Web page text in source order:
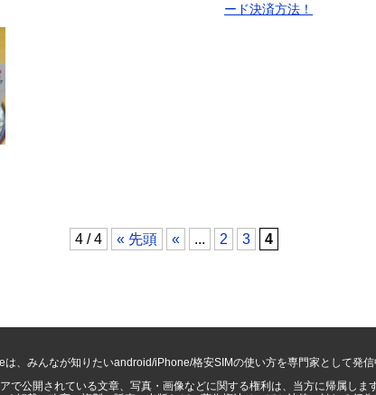
ード決済方法！
4 / 4 « 先頭 « ... 2 3 4
は、みんなが知りたいandroid/iPhone/格安SIMの使い方を専門家として発信
で公開されている文章、写真・画像などに関する権利は、当方に帰属します